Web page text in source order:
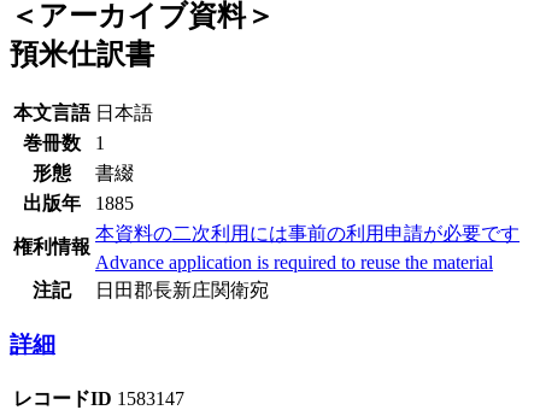
＜アーカイブ資料＞
預米仕訳書
本文言語 日本語
巻冊数
1
形態
書綴
出版年
1885
権利情報
本資料の二次利用には事前の利用申請が必要です
Advance application is required to reuse the material
注記
日田郡長新庄関衛宛
詳細
レコードID 1583147